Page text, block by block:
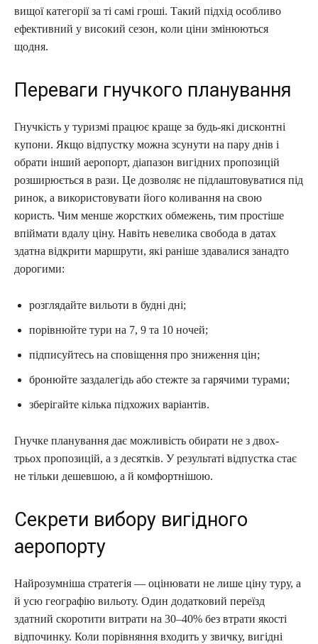
вищої категорії за ті самі гроші. Такий підхід особливо
ефективний у високий сезон, коли ціни змінюються
щодня.
Переваги гнучкого планування
Гнучкість у туризмі працює краще за будь-які дисконтні
купони. Якщо відпустку можна зсунути на пару днів і
обрати інший аеропорт, діапазон вигідних пропозицій
розширюється в рази. Це дозволяє не підлаштовуватися під
ринок, а використовувати його коливання на свою
користь. Чим менше жорстких обмежень, тим простіше
впіймати вдалу ціну. Навіть невелика свобода в датах
здатна відкрити маршрути, які раніше здавалися занадто
дорогими:
розглядайте вильоти в будні дні;
порівнюйте тури на 7, 9 та 10 ночей;
підписуйтесь на сповіщення про зниження цін;
бронюйте заздалегідь або стежте за гарячими турами;
зберігайте кілька підхожих варіантів.
Гнучке планування дає можливість обирати не з двох-
трьох пропозицій, а з десятків. У результаті відпустка стає
не тільки дешевшою, а й комфортнішою.
Секрети вибору вигідного
аеропорту
Найрозумніша стратегія — оцінювати не лише ціну туру, а
й усю географію вильоту. Один додатковий переїзд
здатний скоротити витрати на 30–40% без втрати якості
відпочинку. Коли порівняння входить у звичку, вигідні